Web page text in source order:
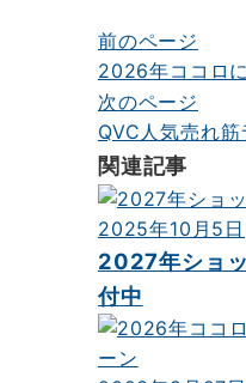
投
稿
ナ
ビ
ゲ
ー
シ
ョ
ン
前のページ
2026年ココロ
次のページ
QVC人気売れ
関連記事
2025年10月5日
2027年ショ
付中